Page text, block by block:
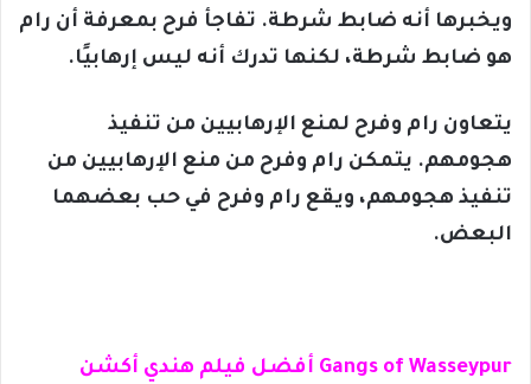
ويخبرها أنه ضابط شرطة. تفاجأ فرح بمعرفة أن رام
هو ضابط شرطة، لكنها تدرك أنه ليس إرهابيًا.
يتعاون رام وفرح لمنع الإرهابيين من تنفيذ
هجومهم. يتمكن رام وفرح من منع الإرهابيين من
تنفيذ هجومهم، ويقع رام وفرح في حب بعضهما
البعض.
Gangs of Wasseypur أفضل فيلم هندي أكشن